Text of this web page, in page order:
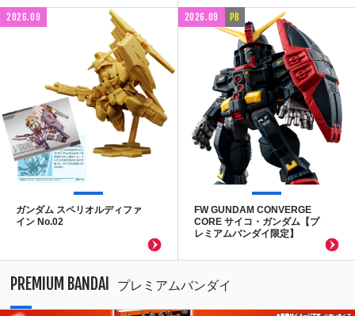
2026.09
ガンダム スペリオルディファ
イン No.02
2026.09 PB
FW GUNDAM CONVERGE
CORE サイコ・ガンダム【プ
レミアムバンダイ限定】
PREMIUM BANDAI プレミアムバンダイ